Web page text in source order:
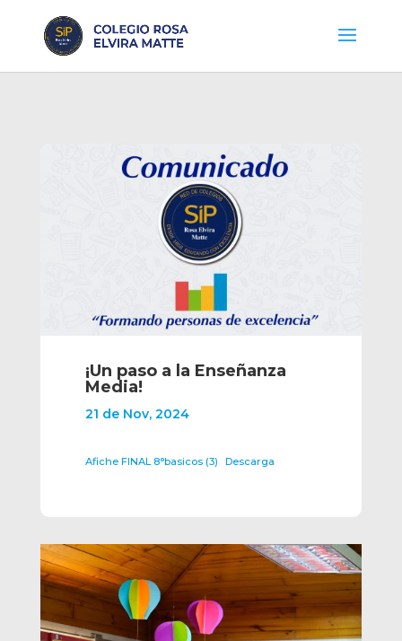
¡Un paso a la Enseñanza
Media!
21 de Nov, 2024
Afiche FINAL 8°basicos (3) Descarga